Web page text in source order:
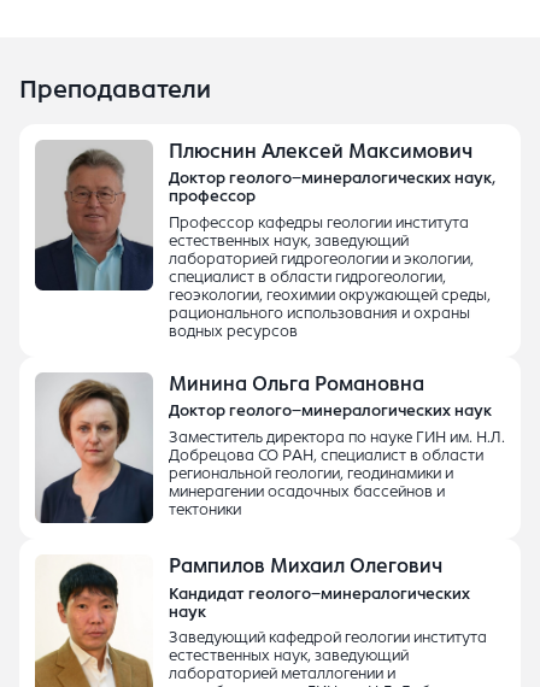
Преподаватели
Плюснин Алексей Максимович
Доктор геолого–минералогических наук,
профессор
Профессор кафедры геологии института
естественных наук, заведующий
лабораторией гидрогеологии и экологии,
специалист в области гидрогеологии,
геоэкологии, геохимии окружающей среды,
рационального использования и охраны
водных ресурсов
Минина Ольга Романовна
Доктор геолого–минералогических наук
Заместитель директора по науке ГИН им. Н.Л.
Добрецова СО РАН, специалист в области
региональной геологии, геодинамики и
минерагении осадочных бассейнов и
тектоники
Рампилов Михаил Олегович
Кандидат геолого–минералогических
наук
Заведующий кафедрой геологии института
естественных наук, заведующий
лабораторией металлогении и